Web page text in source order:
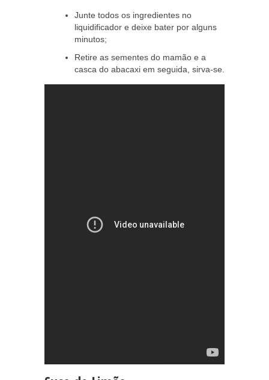
Junte todos os ingredientes no
liquidificador e deixe bater por alguns
minutos;
Retire as sementes do mamão e a
casca do abacaxi em seguida, sirva-se.